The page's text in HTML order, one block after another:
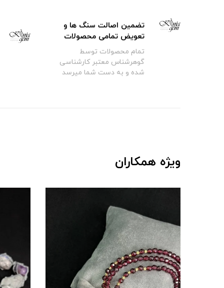
تضمین اصالت سنگ ها و
تعویض تمامی محصولات
تمام محصولات توسط
گوهرشناس معتبر کارشناسی
شده و به دست شما میرسد
ویژه همکاران